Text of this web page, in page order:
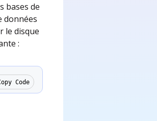
bases de
données
le disque
:
Code